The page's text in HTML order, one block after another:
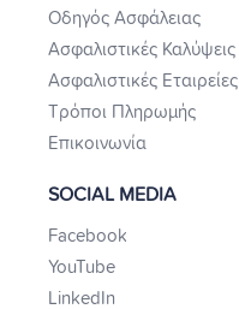
Οδηγός Ασφάλειας
Ασφαλιστικές Καλύψεις
Ασφαλιστικές Εταιρείες
Τρόποι Πληρωμής
Επικοινωνία
SOCIAL MEDIA
Facebook
YouTube
LinkedIn